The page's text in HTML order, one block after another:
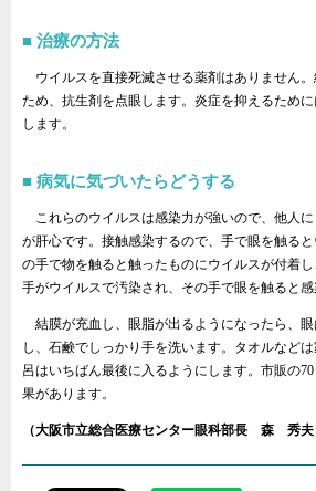
治療の方法
ウイルスを直接死滅させる薬剤はありません
ため、抗生剤を点眼します。炎症を抑えるため
します。
病気に気づいたらどうする
これらのウイルスは感染力が強いので、他人
が肝心です。接触感染するので、手で眼を触る
の手で物を触ると触ったものにウイルスが付着
手がウイルスで汚染され、その手で眼を触ると感
結膜が充血し、眼脂が出るようになったら、
し、石鹸でしっかり手を洗います。タオルなど
呂はいちばん最後に入るようにします。市販の
果があります。
（大阪市立総合医療センター眼科部長 森 秀夫